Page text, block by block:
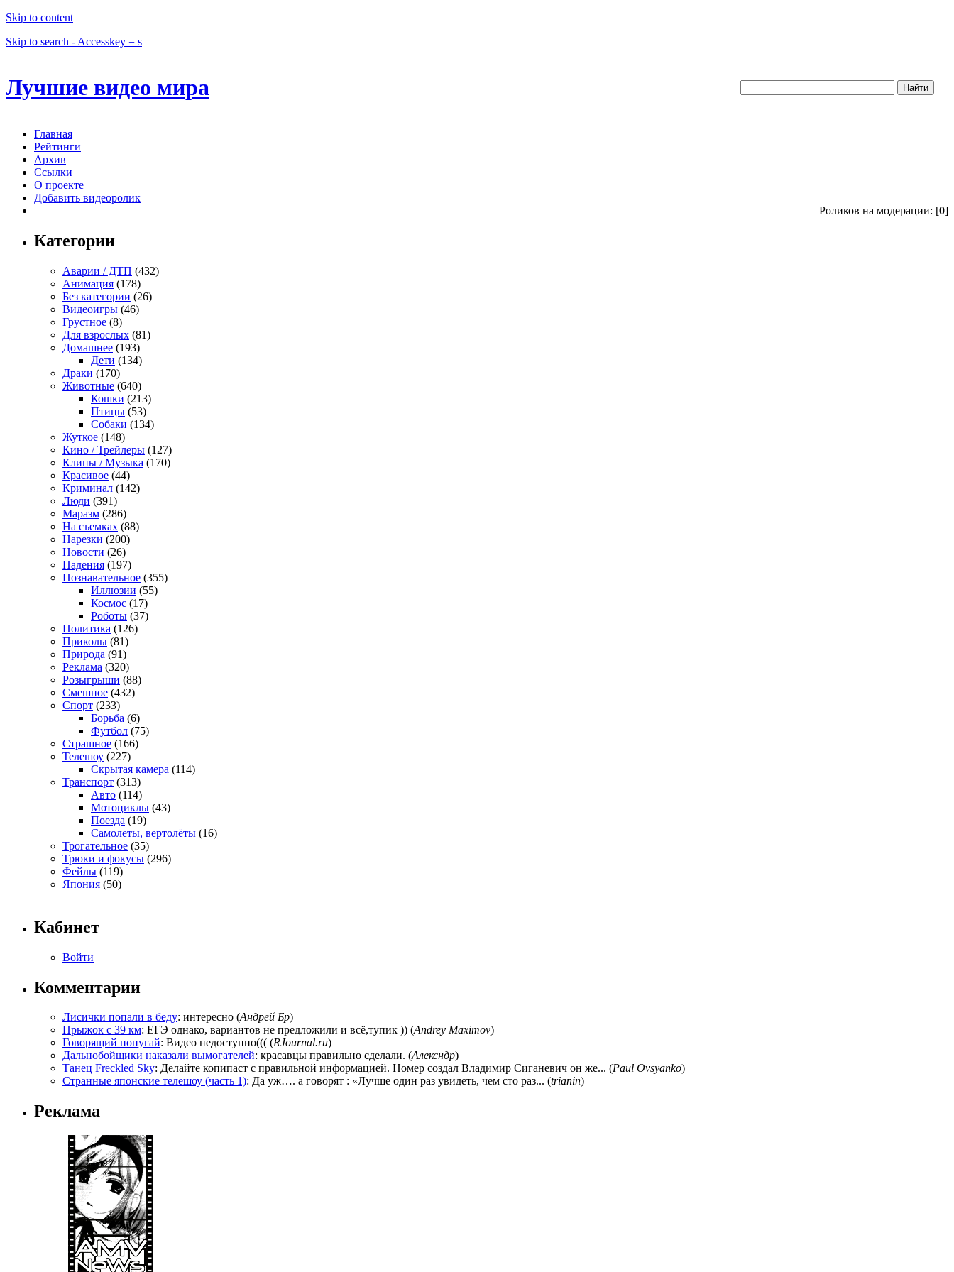
Skip to content
Skip to search - Accesskey = s
Лучшие видео мира
Главная
Рейтинги
Архив
Ссылки
О проекте
Добавить видеоролик
Роликов на модерации: [0]
Категории
Аварии / ДТП (432)
Анимация (178)
Без категории (26)
Видеоигры (46)
Грустное (8)
Для взрослых (81)
Домашнее (193)
Дети (134)
Драки (170)
Животные (640)
Кошки (213)
Птицы (53)
Собаки (134)
Жуткое (148)
Кино / Трейлеры (127)
Клипы / Музыка (170)
Красивое (44)
Криминал (142)
Люди (391)
Маразм (286)
На съемках (88)
Нарезки (200)
Новости (26)
Падения (197)
Познавательное (355)
Иллюзии (55)
Космос (17)
Роботы (37)
Политика (126)
Приколы (81)
Природа (91)
Реклама (320)
Розыгрыши (88)
Смешное (432)
Спорт (233)
Борьба (6)
Футбол (75)
Страшное (166)
Телешоу (227)
Скрытая камера (114)
Транспорт (313)
Авто (114)
Мотоциклы (43)
Поезда (19)
Самолеты, вертолёты (16)
Трогательное (35)
Трюки и фокусы (296)
Фейлы (119)
Япония (50)
Кабинет
Войти
Комментарии
Лисички попали в беду: интересно (Андрей Бр)
Прыжок с 39 км: ЕГЭ однако, вариантов не предложили и всё,тупик )) (Andrey Maximov)
Говорящий попугай: Видео недоступно((( (RJournal.ru)
Дальнобойщики наказали вымогателей: красавцы правильно сделали. (Алексндр)
Танец Freckled Sky: Делайте копипаст с правильной информацией. Номер создал Владимир Сиганевич он же... (Paul Ovsyanko)
Странные японские телешоу (часть 1): Да уж…. а говорят : «Лучше один раз увидеть, чем сто раз... (trianin)
Реклама